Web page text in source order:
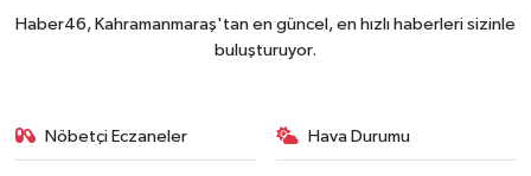
Haber46, Kahramanmaraş'tan en güncel, en hızlı haberleri sizinle
buluşturuyor.
Nöbetçi Eczaneler Hava Durumu